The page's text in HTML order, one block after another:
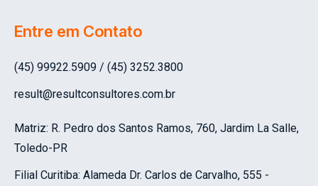
Entre em Contato
(45) 99922.5909 / (45) 3252.3800
result@resultconsultores.com.br
Matriz: R. Pedro dos Santos Ramos, 760, Jardim La Salle,
Toledo-PR
Filial Curitiba: Alameda Dr. Carlos de Carvalho, 555 -